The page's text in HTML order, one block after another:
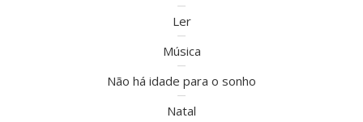
Ler
Música
Não há idade para o sonho
Natal